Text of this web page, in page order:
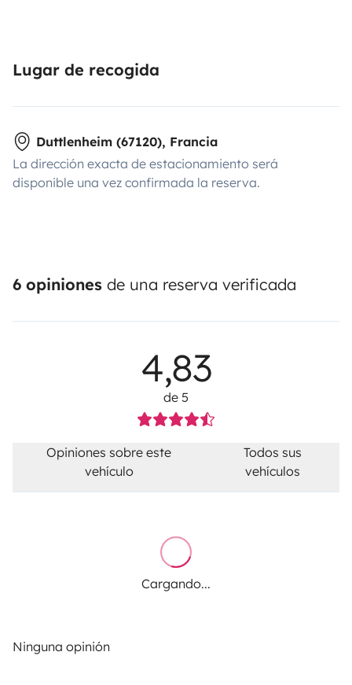
Lugar de recogida
Duttlenheim (67120), Francia
La dirección exacta de estacionamiento será
disponible una vez confirmada la reserva.
6 opiniones de una reserva verificada
4,83
de 5
Opiniones sobre este
vehículo
Todos sus
vehículos
Cargando...
Ninguna opinión